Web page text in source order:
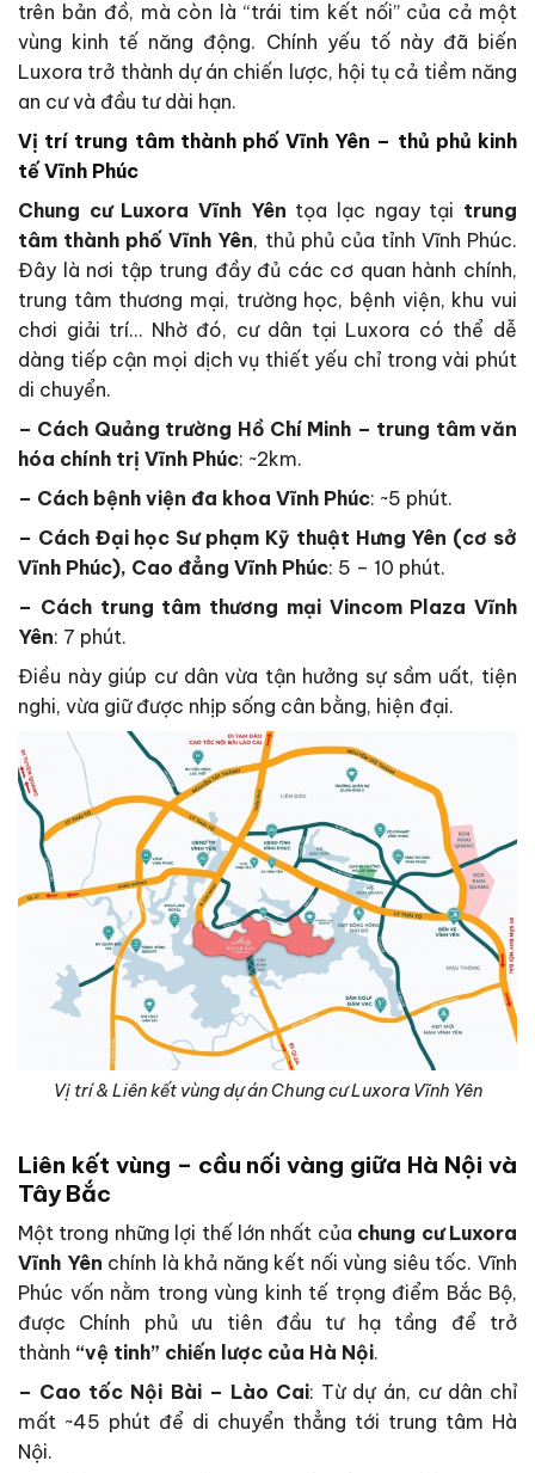
trên bản đồ, mà còn là “trái tim kết nối” của cả một
vùng kinh tế năng động. Chính yếu tố này đã biến
Luxora trở thành dự án chiến lược, hội tụ cả tiềm năng
an cư và đầu tư dài hạn.
Vị trí trung tâm thành phố Vĩnh Yên – thủ phủ kinh
tế Vĩnh Phúc
Chung cư Luxora Vĩnh Yên tọa lạc ngay tại trung
tâm thành phố Vĩnh Yên, thủ phủ của tỉnh Vĩnh Phúc.
Đây là nơi tập trung đầy đủ các cơ quan hành chính,
trung tâm thương mại, trường học, bệnh viện, khu vui
chơi giải trí… Nhờ đó, cư dân tại Luxora có thể dễ
dàng tiếp cận mọi dịch vụ thiết yếu chỉ trong vài phút
di chuyển.
– Cách Quảng trường Hồ Chí Minh – trung tâm văn
hóa chính trị Vĩnh Phúc: ~2km.
– Cách bệnh viện đa khoa Vĩnh Phúc: ~5 phút.
– Cách Đại học Sư phạm Kỹ thuật Hưng Yên (cơ sở
Vĩnh Phúc), Cao đẳng Vĩnh Phúc: 5 – 10 phút.
– Cách trung tâm thương mại Vincom Plaza Vĩnh
Yên: 7 phút.
Điều này giúp cư dân vừa tận hưởng sự sầm uất, tiện
nghi, vừa giữ được nhịp sống cân bằng, hiện đại.
Vị trí & Liên kết vùng dự án Chung cư Luxora Vĩnh Yên
Liên kết vùng – cầu nối vàng giữa Hà Nội và
Tây Bắc
Một trong những lợi thế lớn nhất của chung cư Luxora
Vĩnh Yên chính là khả năng kết nối vùng siêu tốc. Vĩnh
Phúc vốn nằm trong vùng kinh tế trọng điểm Bắc Bộ,
được Chính phủ ưu tiên đầu tư hạ tầng để trở
thành “vệ tinh” chiến lược của Hà Nội.
– Cao tốc Nội Bài – Lào Cai: Từ dự án, cư dân chỉ
mất ~45 phút để di chuyển thẳng tới trung tâm Hà
Nội.